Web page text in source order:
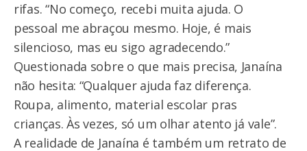
rifas. “No começo, recebi muita ajuda. O
pessoal me abraçou mesmo. Hoje, é mais
silencioso, mas eu sigo agradecendo.”
Questionada sobre o que mais precisa, Janaína
não hesita: “Qualquer ajuda faz diferença.
Roupa, alimento, material escolar pras
crianças. Às vezes, só um olhar atento já vale”.
A realidade de Janaína é também um retrato de